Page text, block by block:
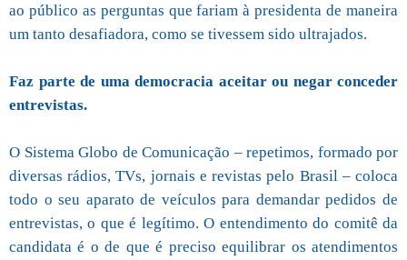
ao público as perguntas que fariam à presidenta de maneira
um tanto desafiadora, como se tivessem sido ultrajados.
Faz parte de uma democracia aceitar ou negar conceder
entrevistas.
O Sistema Globo de Comunicação – repetimos, formado por
diversas rádios, TVs, jornais e revistas pelo Brasil – coloca
todo o seu aparato de veículos para demandar pedidos de
entrevistas, o que é legítimo. O entendimento do comitê da
candidata é o de que é preciso equilibrar os atendimentos